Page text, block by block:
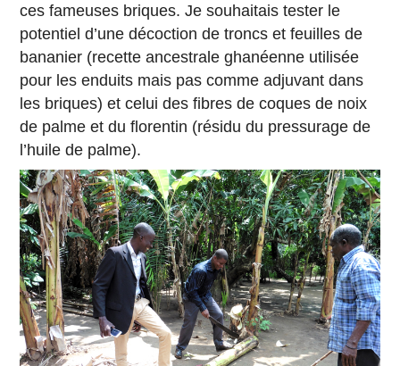
ces fameuses briques. Je souhaitais tester le
potentiel d’une décoction de troncs et feuilles de
bananier (recette ancestrale ghanéenne utilisée
pour les enduits mais pas comme adjuvant dans
les briques) et celui des fibres de coques de noix
de palme et du florentin (résidu du pressurage de
l’huile de palme).